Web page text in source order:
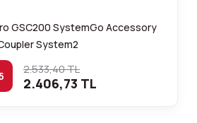
GSC200 SystemGo Accessory
System2
2.533,40 TL
2.406,73 TL